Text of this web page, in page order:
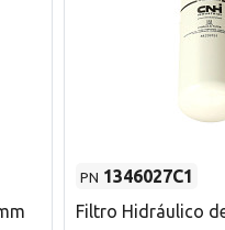
PN 1346027C1
Filtro Hidráulico